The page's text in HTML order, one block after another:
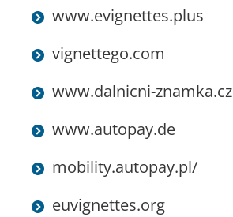
www.evignettes.plus
vignettego.com
www.dalnicni-znamka.cz
www.autopay.de
​mobility.autopay.pl/
euvignettes.org